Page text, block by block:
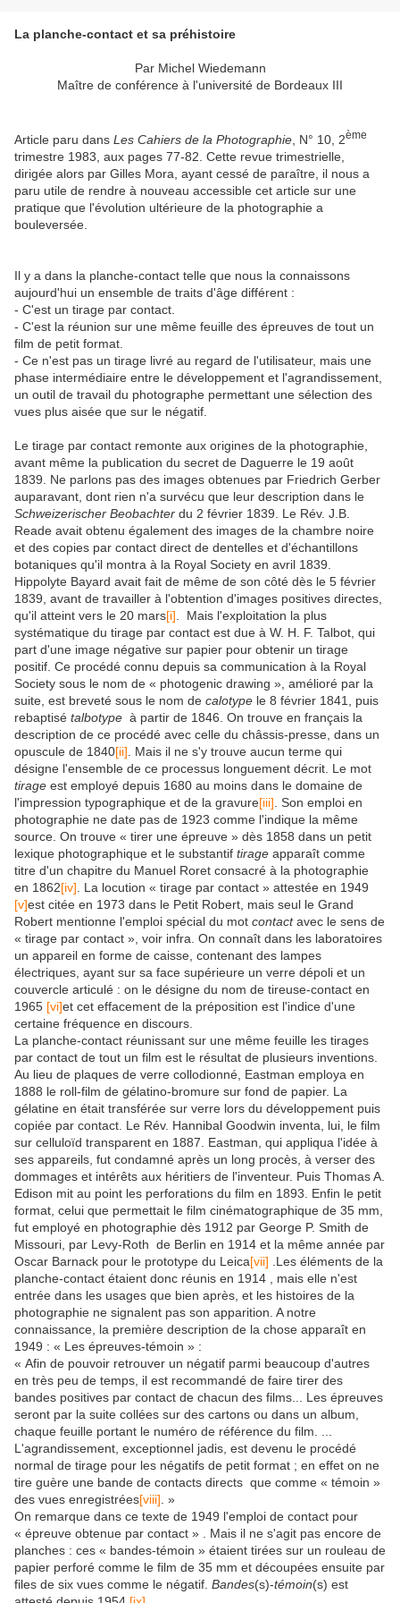
La planche-contact et sa préhistoire
Par Michel Wiedemann
Maître de conférence à l'université de Bordeaux III
Article paru dans Les Cahiers de la Photographie , N° 10, 2ème
trimestre 1983, aux pages 77-82. Cette revue trimestrielle,
dirigée alors par Gilles Mora, ayant cessé de paraître, il nous a
paru utile de rendre à nouveau accessible cet article sur une
pratique que l'évolution ultérieure de la photographie a
bouleversée.
Il y a dans la planche-contact telle que nous la connaissons
aujourd'hui un ensemble de traits d'âge différent :
- C'est un tirage par contact.
- C'est la réunion sur une même feuille des épreuves de tout un
film de petit format.
- Ce n'est pas un tirage livré au regard de l'utilisateur, mais une
phase intermédiaire entre le développement et l'agrandissement,
un outil de travail du photographe permettant une sélection des
vues plus aisée que sur le négatif.
Le tirage par contact remonte aux origines de la photographie,
avant même la publication du secret de Daguerre le 19 août
1839. Ne parlons pas des images obtenues par Friedrich Gerber
auparavant, dont rien n'a survécu que leur description dans le
Schweizerischer Beobachter du 2 février 1839. Le Rév. J.B.
Reade avait obtenu également des images de la chambre noire
et des copies par contact direct de dentelles et d'échantillons
botaniques qu'il montra à la Royal Society en avril 1839.
Hippolyte Bayard avait fait de même de son côté dès le 5 février
1839, avant de travailler à l'obtention d'images positives directes,
qu'il atteint vers le 20 mars[i] . Mais l'exploitation la plus
systématique du tirage par contact est due à W. H. F. Talbot, qui
part d'une image négative sur papier pour obtenir un tirage
positif. Ce procédé connu depuis sa communication à la Royal
Society sous le nom de « photogenic drawing », amélioré par la
suite, est breveté sous le nom de calotype le 8 février 1841, puis
rebaptisé talbotype à partir de 1846. On trouve en français la
description de ce procédé avec celle du châssis-presse, dans un
opuscule de 1840[ii] . Mais il ne s'y trouve aucun terme qui
désigne l'ensemble de ce processus longuement décrit. Le mot
tirage est employé depuis 1680 au moins dans le domaine de
l'impression typographique et de la gravure[iii] . Son emploi en
photographie ne date pas de 1923 comme l'indique la même
source. On trouve « tirer une épreuve » dès 1858 dans un petit
lexique photographique et le substantif tirage apparaît comme
titre d'un chapitre du Manuel Roret consacré à la photographie
en 1862[iv] . La locution « tirage par contact » attestée en 1949
[v]est citée en 1973 dans le Petit Robert, mais seul le Grand
Robert mentionne l'emploi spécial du mot contactavec le sens de
« tirage par contact », voir infra. On connaît dans les laboratoires
un appareil en forme de caisse, contenant des lampes
électriques, ayant sur sa face supérieure un verre dépoli et un
couvercle articulé : on le désigne du nom de tireuse-contact en
1965 [vi]et cet effacement de la préposition est l'indice d'une
certaine fréquence en discours.
La planche-contact réunissant sur une même feuille les tirages
par contact de tout un film est le résultat de plusieurs inventions.
Au lieu de plaques de verre collodionné, Eastman employa en
1888 le roll-film de gélatino-bromure sur fond de papier. La
gélatine en était transférée sur verre lors du développement puis
copiée par contact. Le Rév. Hannibal Goodwin inventa, lui, le film
sur celluloïd transparent en 1887. Eastman, qui appliqua l'idée à
ses appareils, fut condamné après un long procès, à verser des
dommages et intérêts aux héritiers de l'inventeur. Puis Thomas A.
Edison mit au point les perforations du film en 1893. Enfin le petit
format, celui que permettait le film cinématographique de 35 mm,
fut employé en photographie dès 1912 par George P. Smith de
Missouri, par Levy-Roth de Berlin en 1914 et la même année par
Oscar Barnack pour le prototype du Leica[vii] .Les éléments de la
planche-contact étaient donc réunis en 1914 , mais elle n'est
entrée dans les usages que bien après, et les histoires de la
photographie ne signalent pas son apparition. A notre
connaissance, la première description de la chose apparaît en
1949 : « Les épreuves-témoin » :
« Afin de pouvoir retrouver un négatif parmi beaucoup d'autres
en très peu de temps, il est recommandé de faire tirer des
bandes positives par contact de chacun des films... Les épreuves
seront par la suite collées sur des cartons ou dans un album,
chaque feuille portant le numéro de référence du film. ...
L'agrandissement, exceptionnel jadis, est devenu le procédé
normal de tirage pour les négatifs de petit format ; en effet on ne
tire guère une bande de contacts directs que comme « témoin »
des vues enregistrées[viii] . »
On remarque dans ce texte de 1949 l'emploi de contact pour
« épreuve obtenue par contact » . Mais il ne s'agit pas encore de
planches : ces « bandes-témoin » étaient tirées sur un rouleau de
papier perforé comme le film de 35 mm et découpées ensuite par
files de six vues comme le négatif. Bandes(s)-témoin(s) est